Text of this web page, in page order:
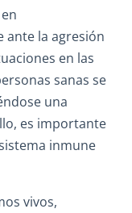
ante la agresión
en las
sanas se
una
es importante
inmune
vivos,